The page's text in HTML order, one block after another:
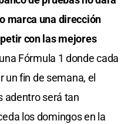
marca una dirección
con las mejores
Fórmula 1 donde cada
fin de semana, el
adentro será tan
los domingos en la